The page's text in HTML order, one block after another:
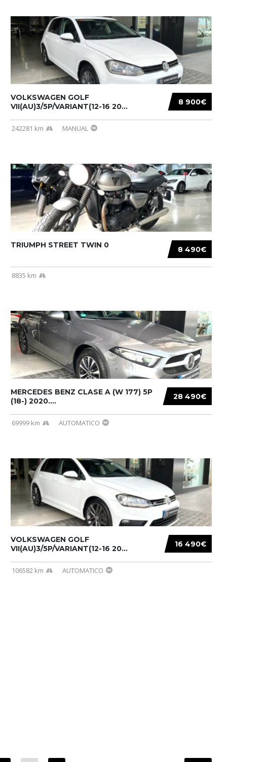
8 900€
VOLKSWAGEN GOLF
VII(AU)3/5P/VARIANT(12-16 20...
242281 km MANUAL
8 490€
TRIUMPH STREET TWIN 0
8835 km
28 490€
MERCEDES BENZ CLASE A (W 177) 5P
(18-) 2020....
69999 km AUTOMATICO
16 490€
VOLKSWAGEN GOLF
VII(AU)3/5P/VARIANT(12-16 20...
106582 km AUTOMATICO